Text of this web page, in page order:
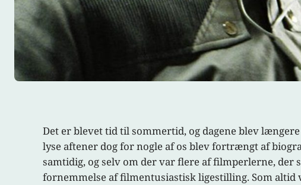
Det er blevet tid til sommertid, og dagene blev
lyse aftener dog for nogle af os blev fortrængt af
samtidig, og selv om der var flere af filmperlerne, der
fornemmelse af filmentusiastisk ligestilling. Som